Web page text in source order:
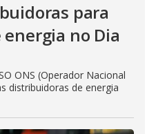
para
no Dia
ONS (Operador Nacional
distribuidoras de energia